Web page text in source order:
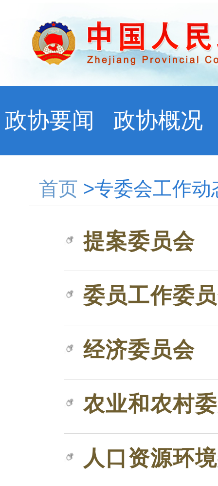
政协要闻 政协概况
首页 >专委会工作动
提案委员会
委员工作委
经济委员会
农业和农村
人口资源环